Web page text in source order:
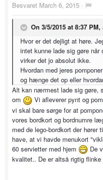
Besvaret March 6, 2015 ·
On 3/5/2015 at 8:37
Hvor er det dejligt at høre.
intet kunne lade sig gøre
virker det jo absolut ikke.
Hvordan med jeres
og hænge det op eller
Alt kan nærmest lade sig gøre,
om
Vi afleverer pynt og
vi skal bare sørge for at
vores bordkort og bordnumre
med de lego-bordkort der hører
have, at vi havde menukort
60 servietter med hjem
De
kvalitet.. De er altså rigtig